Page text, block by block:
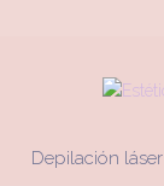
Depilación láser